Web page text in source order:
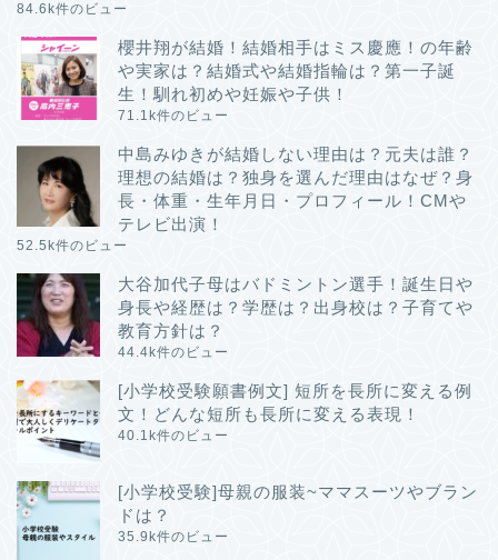
84.6k件のビュー
櫻井翔が結婚！結婚相手はミス慶應！の年齢
や実家は？結婚式や結婚指輪は？第一子誕
生！馴れ初めや妊娠や子供！
71.1k件のビュー
中島みゆきが結婚しない理由は？元夫は誰？
理想の結婚は？独身を選んだ理由はなぜ？身
長・体重・生年月日・プロフィール！CMや
テレビ出演！
52.5k件のビュー
大谷加代子母はバドミントン選手！誕生日や
身長や経歴は？学歴は？出身校は？子育てや
教育方針は？
44.4k件のビュー
[小学校受験願書例文] 短所を長所に変える例
文！どんな短所も長所に変える表現！
40.1k件のビュー
[小学校受験]母親の服装~ママスーツやブラン
ドは？
35.9k件のビュー